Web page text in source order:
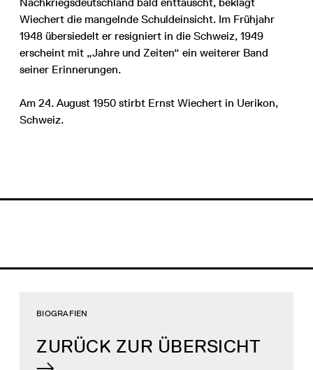
Wiechert die mangelnde Schuldeinsicht. Im Frühjahr
1948 übersiedelt er resigniert in die Schweiz, 1949
erscheint mit „Jahre und Zeiten“ ein weiterer Band
seiner Erinnerungen.
Am 24. August 1950 stirbt Ernst Wiechert in Uerikon,
Schweiz.
ZURÜCK ZUR ÜBERSICHT
BIOGRAFIEN